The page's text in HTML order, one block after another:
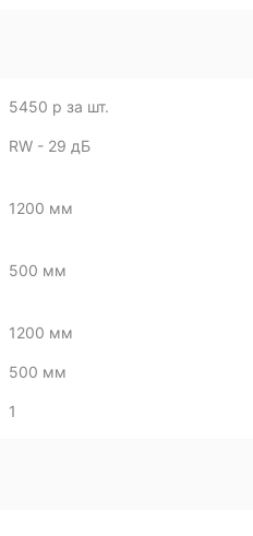
5450 р за шт.
RW - 29 дБ
1200 мм
500 мм
1200 мм
500 мм
1